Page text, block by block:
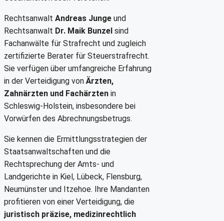
Rechtsanwalt Andreas Junge und
Rechtsanwalt Dr. Maik Bunzel sind
Fachanwälte für Strafrecht und zugleich
zertifizierte Berater für Steuerstrafrecht.
Sie verfügen über umfangreiche Erfahrung
in der Verteidigung von Ärzten,
Zahnärzten und Fachärzten in
Schleswig-Holstein, insbesondere bei
Vorwürfen des Abrechnungsbetrugs.
Sie kennen die Ermittlungsstrategien der
Staatsanwaltschaften und die
Rechtsprechung der Amts- und
Landgerichte in Kiel, Lübeck, Flensburg,
Neumünster und Itzehoe. Ihre Mandanten
profitieren von einer Verteidigung, die
juristisch präzise, medizinrechtlich